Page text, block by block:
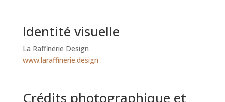
Identité visuelle
La Raffinerie Design
www.laraffinerie.design
Crédits photographique et